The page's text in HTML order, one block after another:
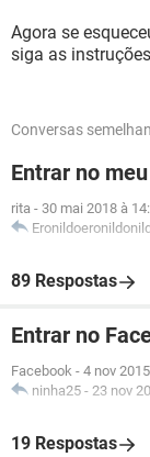
Agora se
siga as
Conversas
Entrar no
rita - 30 mai 2018 à
89 Respostas
Entrar no
Facebook - 4 nov
ninha25 - 23 nov
19 Respostas